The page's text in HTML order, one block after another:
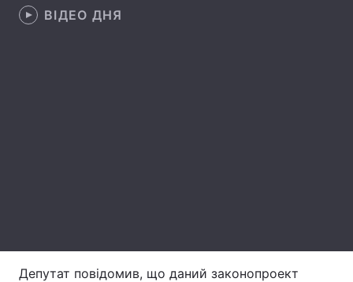
ВІДЕО ДНЯ
Депутат повідомив, що даний законопроект